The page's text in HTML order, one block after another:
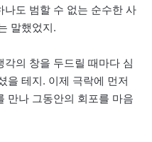
도 범할 수 없는 순수한 사
말했었지.
의 창을 두드릴 때마다 심
을 테지. 이제 극락에 먼저
만나 그동안의 회포를 마음